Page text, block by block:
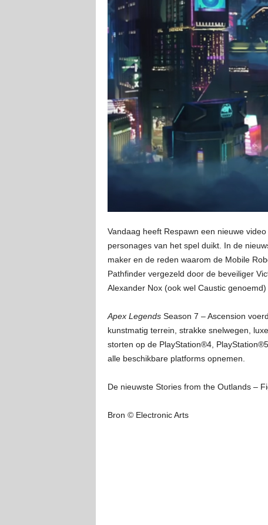
Vandaag heeft Respawn een nieuwe video
personages van het spel duikt. In de
maker en de reden waarom de Mobile
Pathfinder vergezeld door de beveiliger
Alexander Nox (ook wel Caustic genoemd)
Apex LegendsSeason 7 – Ascension
kunstmatig terrein, strakke snelwegen,
storten op de PlayStation®4,
alle beschikbare platforms opnemen.
De nieuwste Stories from the Outlands –
Bron © Electronic Arts